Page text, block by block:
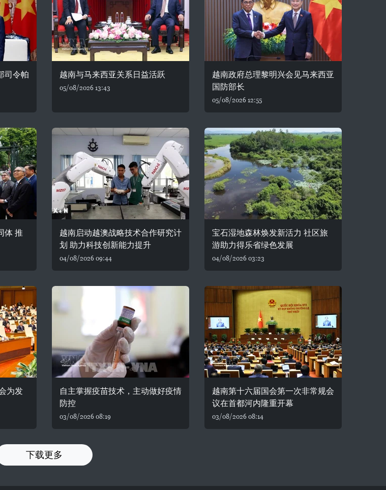
司令帕
越南与马来西亚关系日益活跃
05/08/2026 13:43
越南政府总理黎明兴会见马来西亚
国防部长
05/08/2026 12:55
体 推
越南启动越澳战略技术合作研究计
划 助力科技创新能力提升
04/08/2026 09:44
宝石湿地森林焕发新活力 社区旅
游助力得乐省绿色发展
04/08/2026 03:23
为发
自主掌握疫苗技术，主动做好疫情
防控
03/08/2026 08:19
越南第十六届国会第一次非常规会
议在首都河内隆重开幕
03/08/2026 08:14
下载更多